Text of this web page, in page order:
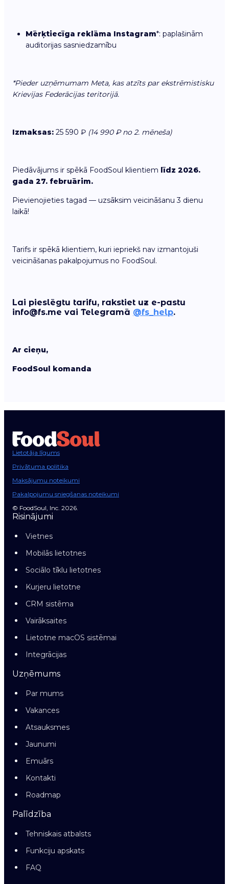
Mērķtiecīga reklāma Instagram*: paplašinām
auditorijas sasniedzamību
*Pieder uzņēmumam Meta, kas atzīts par ekstrēmistisku
Krievijas Federācijas teritorijā.
Izmaksas: 25 590 ₽ (14 990 ₽ no 2. mēneša)
Piedāvājums ir spēkā FoodSoul klientiem līdz 2026.
gada 27. februārim.
Pievienojieties tagad — uzsāksim veicināšanu 3 dienu
laikā!
Tarifs ir spēkā klientiem, kuri iepriekš nav izmantojuši
veicināšanas pakalpojumus no FoodSoul.
Lai pieslēgtu tarifu, rakstiet uz e-pastu
info@fs.me vai Telegramā @fs_help.
Ar cieņu,
FoodSoul komanda
Lietotāja līgums
Privātuma politika
Maksājumu noteikumi
Pakalpojumu sniegšanas noteikumi
© FoodSoul, Inc. 2026.
Risinājumi
Vietnes
Mobilās lietotnes
Sociālo tīklu lietotnes
Kurjeru lietotne
CRM sistēma
Vairāksaites
Lietotne macOS sistēmai
Integrācijas
Uzņēmums
Par mums
Vakances
Atsauksmes
Jaunumi
Emuārs
Kontakti
Roadmap
Palīdzība
Tehniskais atbalsts
Funkciju apskats
FAQ